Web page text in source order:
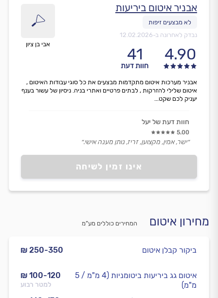
אבי בן ציון
אבניר איטום ביריעות
נבדק לאחרונה ב-12.02.2026
4.90
41
חוות דעת
אינו זמין לשיחה
אבניר מערכות איטום מתקדמות מבצעים את כל סוגי עבודות האיטום ,
איטום שלילי להזרקות , לבתים פרטיים ואתרי בניה. ניסיון של עשור בענף
יעניק לכם שקט...
חוות דעת של יעל
5.00
״ישר, אמין, מקצוען, זריז, נותן מענה אישי.״
מחירון איטום המחירים כוללים מע”מ
₪ 250-350 ביקור קבלן איטום
₪ 100-120
למטר רבוע
איטום גג ביריעות ביטומניות (4 מ"מ / 5
מ"מ)